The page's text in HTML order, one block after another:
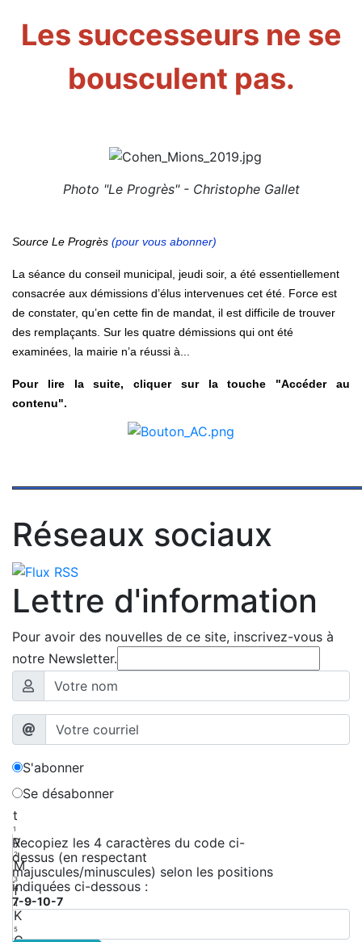
Les successeurs ne se
bousculent pas.
Photo "Le Progrès" - Christophe Gallet
Source Le Progrès (pour vous abonner)
La séance du conseil municipal, jeudi soir, a été essentiellement
consacrée aux démissions d’élus intervenues cet été. Force est
de constater, qu’en cette fin de mandat, il est difficile de trouver
des remplaçants. Sur les quatre démissions qui ont été
examinées, la mairie n’a réussi à...
Pour lire la suite, cliquer sur la touche "Accéder au
contenu".
Réseaux sociaux
Lettre d'information
Pour avoir des nouvelles de ce site, inscrivez-vous à
notre Newsletter.
S'abonner
Se désabonner
t
1
y
2
M
3
f
4
K
5
Recopiez les 4 caractères du code ci-
dessus (en respectant
majuscules/minuscules) selon les positions
indiquées ci-dessous :
7-9-10-7